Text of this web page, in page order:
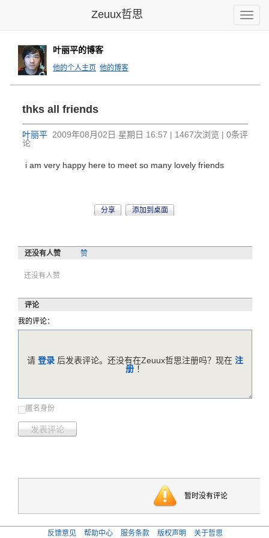
Toggle
Zeuux哲思
叶丽平的博客
他的个人主页 他的博客
thks all friends
叶丽平 2009年08月02日 星期日 16:57 | 1467次浏览 | 0条评
论
i am very happy here to meet so many lovely friends
分享 添加到桌面
还没有人赞 赞
还没有人赞
评论
我的评论：
匿名身份
发表评论
请 登录 后发表评论。还没有在Zeuux哲思注册吗？现在 注
册 ！
暂时没有评论
反馈意见 帮助中心 服务条款 版权声明 关于哲思